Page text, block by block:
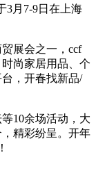
3月7-9日在上海
展会之一，ccf
尚家居用品、个
，开春找新品/
10余场活动，大
精彩纷呈。开年